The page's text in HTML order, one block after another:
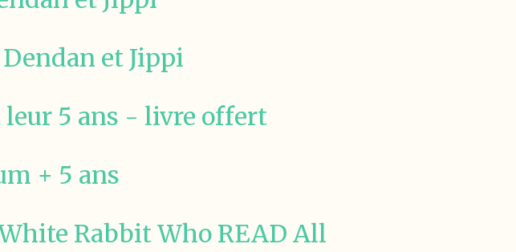
et Jippi
5 ans - livre offert
+ 5 ans
Rabbit Who READ All